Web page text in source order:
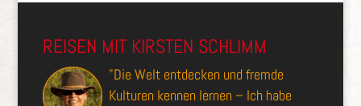
REISEN MIT KIRSTEN SCHLIMM
"Die Welt entdecken und fremde
Kulturen kennen lernen – Ich habe